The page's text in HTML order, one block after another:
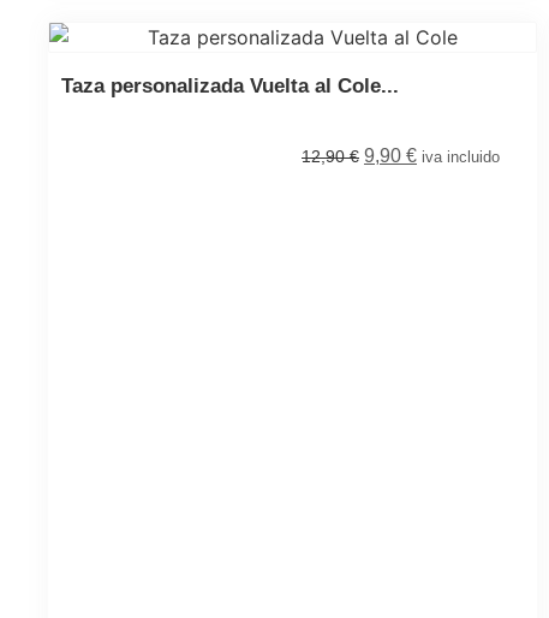
Taza personalizada Vuelta al Cole...
12,90€ 9,90 € iva incluido